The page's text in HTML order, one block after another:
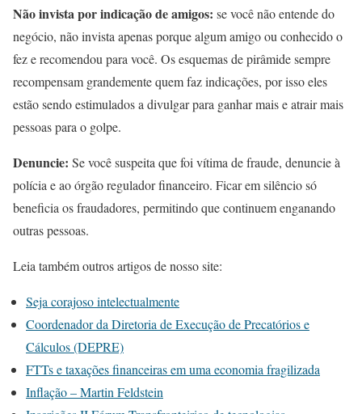
Não invista por indicação de amigos: se você não entende do
negócio, não invista apenas porque algum amigo ou conhecido o
fez e recomendou para você. Os esquemas de pirâmide sempre
recompensam grandemente quem faz indicações, por isso eles
estão sendo estimulados a divulgar para ganhar mais e atrair mais
pessoas para o golpe.
Denuncie: Se você suspeita que foi vítima de fraude, denuncie à
polícia e ao órgão regulador financeiro. Ficar em silêncio só
beneficia os fraudadores, permitindo que continuem enganando
outras pessoas.
Leia também outros artigos de nosso site:
Seja corajoso intelectualmente
Coordenador da Diretoria de Execução de Precatórios e
Cálculos (DEPRE)
FTTs e taxações financeiras em uma economia fragilizada
Inflação – Martin Feldstein